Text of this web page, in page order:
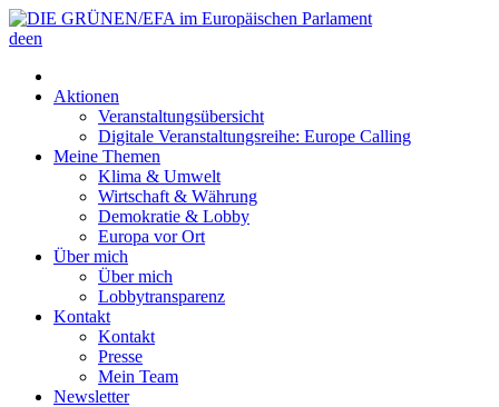
deen
Aktionen
Veranstaltungsübersicht
Digitale Veranstaltungsreihe: Europe Calling
Meine Themen
Klima & Umwelt
Wirtschaft & Währung
Demokratie & Lobby
Europa vor Ort
Über mich
Über mich
Lobbytransparenz
Kontakt
Kontakt
Presse
Mein Team
Newsletter